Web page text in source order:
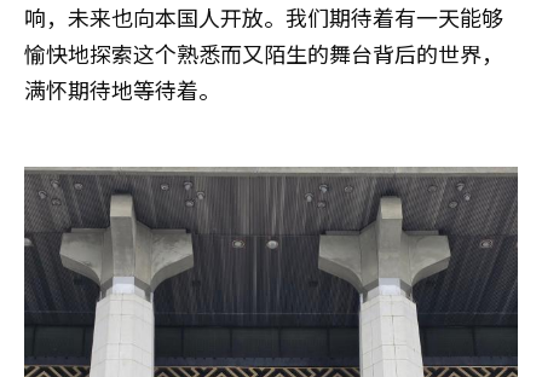
响，未来也向本国人开放。我们期待着有一天能够
愉快地探索这个熟悉而又陌生的舞台背后的世界，
满怀期待地等待着。